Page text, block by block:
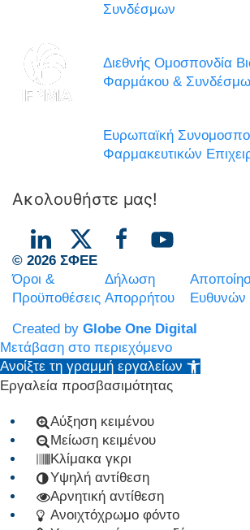
Συνδέσμων
Διεθνής Ομοσπονδία
Φαρμάκου &
Ευρωπαϊκή
Φαρμακευτικών
Ακολουθήστε μας!
© 2026 ΣΦΕΕ
Όροι &
Προϋποθέσεις
Δήλωση
Απορρήτου
Ευθυνών
Created by Globe One Digital
Μετάβαση στο περιεχόμενο
Ανοίξτε τη γραμμή εργαλείων
Εργαλεία προσβασιμότητας
Αύξηση κειμένου
Μείωση κειμένου
Κλίμακα γκρι
Υψηλή αντίθεση
Αρνητική αντίθεση
Ανοιχτόχρωμο φόντο